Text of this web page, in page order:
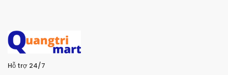
Hỗ trợ 24/7